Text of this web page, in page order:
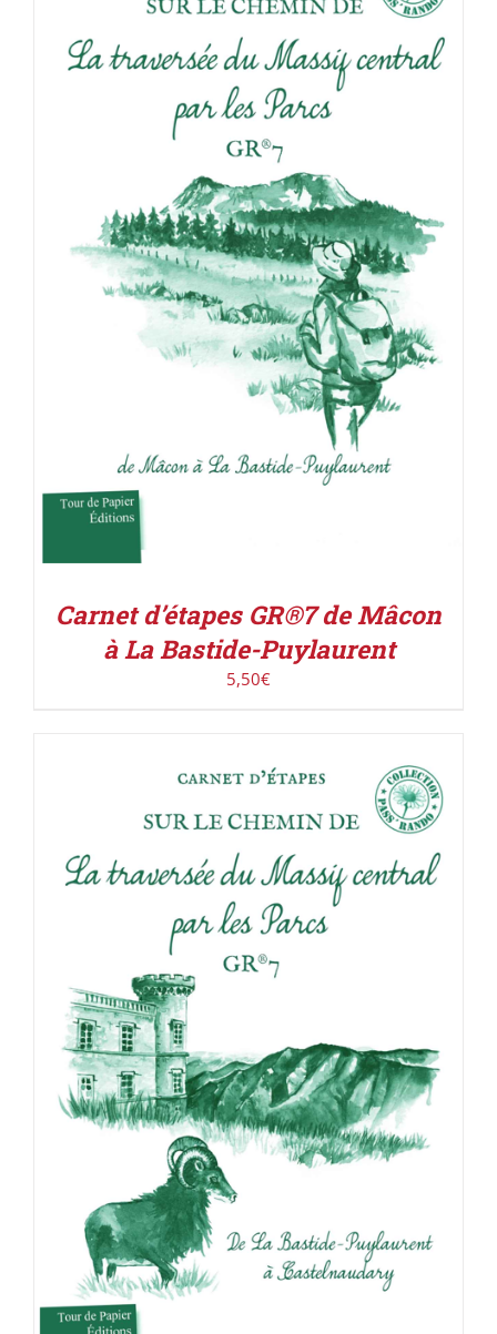
ACHETER LE PRODUIT / DÉTAILS
Carnet d’étapes GR®7 de Mâcon
à La Bastide-Puylaurent
5,50€
ACHETER LE PRODUIT / DÉTAILS